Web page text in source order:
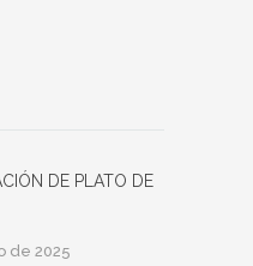
DE PLATO DE
de 2025